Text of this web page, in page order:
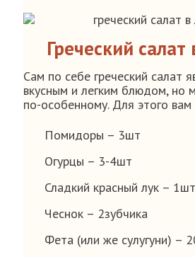
Греческий
Сам по себе греческий салат
вкусным и легким блюдом, но
по-особенному. Для этого вам
Помидоры – 3шт
Огурцы – 3-4шт
Сладкий красный лук – 1шт
Чеснок – 2зубчика
Фета (или же сулугуни) –